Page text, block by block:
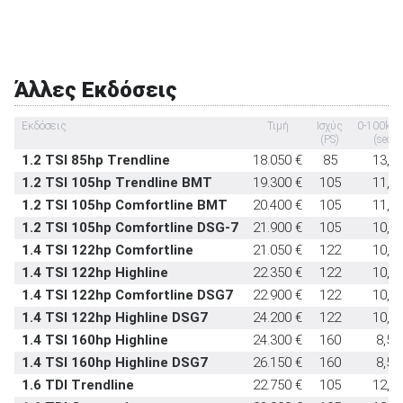
Εμπρός καθίσματα με σύστημα
έκτακτη ανάγκη
δεν
διατίθεται
Υποδοχή παιδικού καθίσματος ISOFIX
στάνταρντ
Σύστημα αναγνώρισης οδικών σημάτων
Σύστημα αυτόματου παρκαρίσματος
-
Άλλες Εκδόσεις
Εκδόσεις Τιμή
Ισχύς
(PS)
0-
(sec)
1.2 TSI 85hp Trendline 18.050 € 85
13,4
1.2 TSI 105hp Trendline BMT
19.300 € 105
11,3
1.2 TSI 105hp Comfortline BMT
20.400 € 105
11,3
1.2 TSI 105hp Comfortline DSG-7
21.900 € 105
10,6
1.4 TSI 122hp Comfortline
21.050 € 122
10,2
1.4 TSI 122hp Highline
22.350 € 122
10,2
1.4 TSI 122hp Comfortline DSG7
22.900 € 122
10,2
1.4 TSI 122hp Highline DSG7
24.200 € 122
10,2
1.4 TSI 160hp Highline
24.300 € 160
8,5
1.4 TSI 160hp Highline DSG7
26.150 € 160
8,5
1.6 TDI Trendline
22.750 € 105
12,1